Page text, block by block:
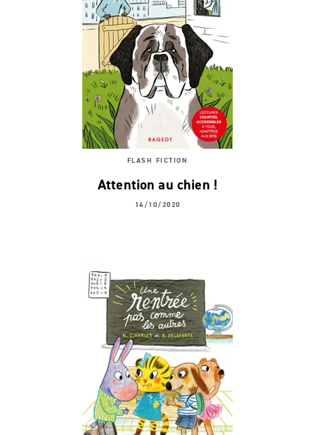
FLASH FICTION
Attention au chien !
14/10/2020